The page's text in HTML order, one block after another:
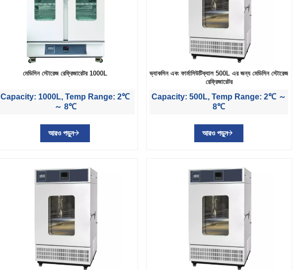
মেডিসিন স্টোরেজ রেফ্রিজারেটর 1000L
Capacity: 1000L, Temp Range: 2℃
～ 8℃
আরও পড়ুন
ভ্যাকসিন এবং ফার্মাসিউটিক্যাল 500L এর জন্য মেডিসিন স্টোরেজ
রেফ্রিজারেটর
Capacity: 500L, Temp Range: 2℃ ～
8℃
আরও পড়ুন